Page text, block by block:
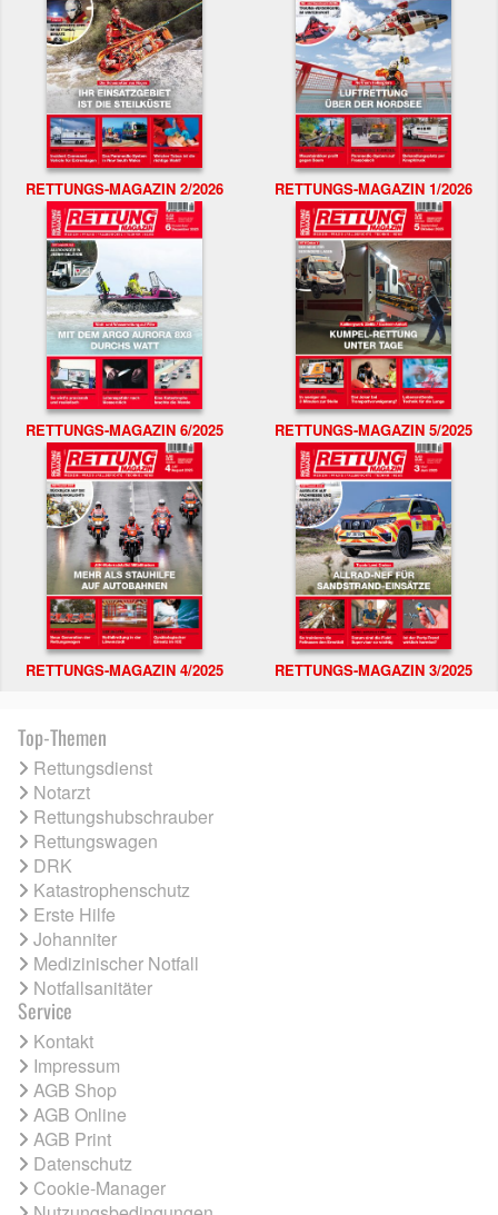
RETTUNGS-MAGAZIN 2/2026 RETTUNGS-MAGAZIN 1/2026
RETTUNGS-MAGAZIN 6/2025 RETTUNGS-MAGAZIN 5/2025
RETTUNGS-MAGAZIN 4/2025 RETTUNGS-MAGAZIN 3/2025
Top-Themen
Rettungsdienst
Notarzt
Rettungshubschrauber
Rettungswagen
DRK
Katastrophenschutz
Erste Hilfe
Johanniter
Medizinischer Notfall
Notfallsanitäter
Service
Kontakt
Impressum
AGB Shop
AGB Online
AGB Print
Datenschutz
Cookie-Manager